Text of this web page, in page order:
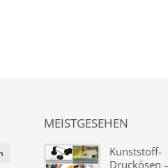
MEISTGESEHEN
Kunststoff-
Druckösen